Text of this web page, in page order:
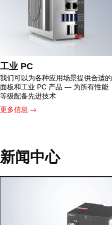
工业 PC
我们可以为各种应用场景提供合适的
面板和工业 PC 产品 — 为所有性能
等级配备先进技术
更多信息
新闻中心